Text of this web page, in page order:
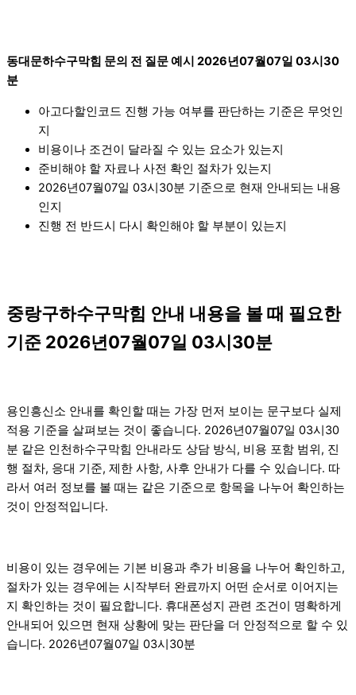
동대문하수구막힘 문의 전 질문 예시 2026년07월07일 03시30
분
아고다할인코드 진행 가능 여부를 판단하는 기준은 무엇인
지
비용이나 조건이 달라질 수 있는 요소가 있는지
준비해야 할 자료나 사전 확인 절차가 있는지
2026년07월07일 03시30분 기준으로 현재 안내되는 내용
인지
진행 전 반드시 다시 확인해야 할 부분이 있는지
중랑구하수구막힘 안내 내용을 볼 때 필요한
기준 2026년07월07일 03시30분
용인흥신소 안내를 확인할 때는 가장 먼저 보이는 문구보다 실제
적용 기준을 살펴보는 것이 좋습니다. 2026년07월07일 03시30
분 같은 인천하수구막힘 안내라도 상담 방식, 비용 포함 범위, 진
행 절차, 응대 기준, 제한 사항, 사후 안내가 다를 수 있습니다. 따
라서 여러 정보를 볼 때는 같은 기준으로 항목을 나누어 확인하는
것이 안정적입니다.
비용이 있는 경우에는 기본 비용과 추가 비용을 나누어 확인하고,
절차가 있는 경우에는 시작부터 완료까지 어떤 순서로 이어지는
지 확인하는 것이 필요합니다. 휴대폰성지 관련 조건이 명확하게
안내되어 있으면 현재 상황에 맞는 판단을 더 안정적으로 할 수 있
습니다. 2026년07월07일 03시30분